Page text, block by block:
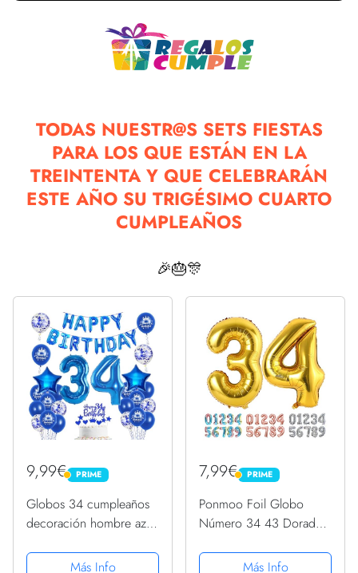
TODAS NUESTR@S SETS FIESTAS
PARA LOS QUE ESTÁN EN LA
TREINTENTA Y QUE CELEBRARÁN
ESTE AÑO SU TRIGÉSIMO CUARTO
CUMPLEAÑOS
🎉🎂🎊
9,99€ PRIME
PRIME
Globos 34 cumpleaños
decoración hombre azul
cumpleaños 34
Más Info
7,99€ PRIME
PRIME
Ponmoo Foil Globo
Número 34 43 Dorado,
3 4 5 6 7 8 9 10-19 20-
Más Info